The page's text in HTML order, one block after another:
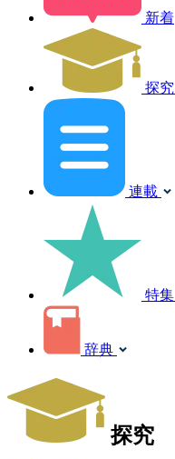
新着
探究
連載
特集
辞典
探究